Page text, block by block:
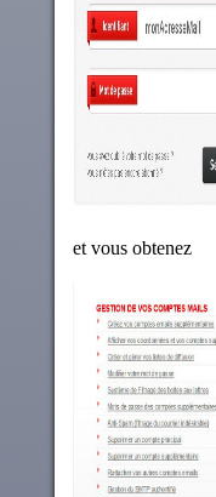
et vous obtenez